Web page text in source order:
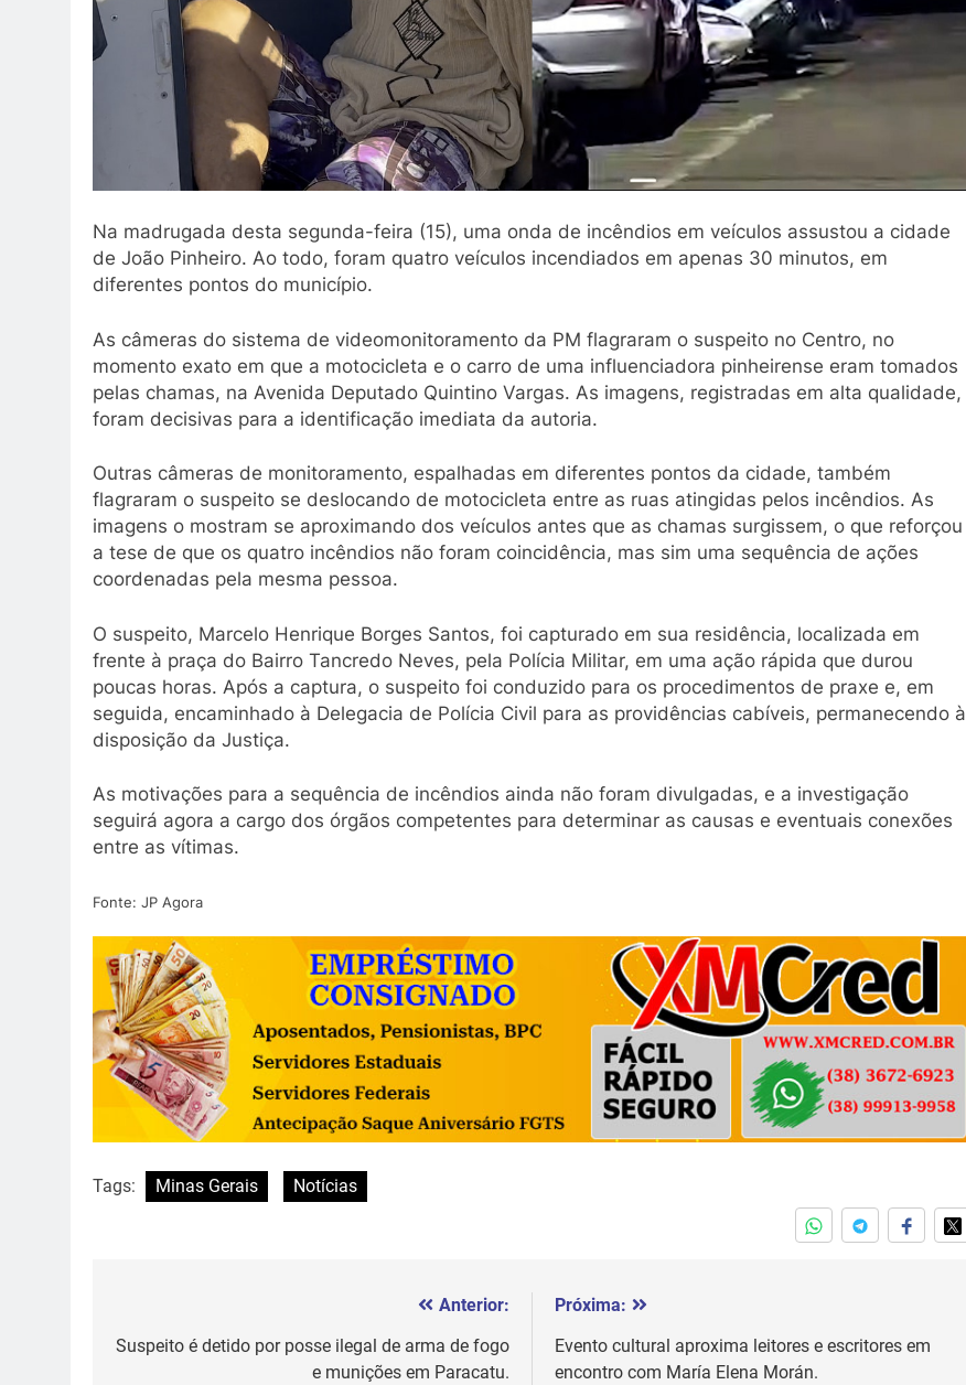
Na madrugada desta segunda-feira (15), uma onda de incêndios em veículos assustou a cidade
de João Pinheiro. Ao todo, foram quatro veículos incendiados em apenas 30 minutos, em
diferentes pontos do município.
As câmeras do sistema de videomonitoramento da PM flagraram o suspeito no Centro, no
momento exato em que a motocicleta e o carro de uma influenciadora pinheirense eram tomados
pelas chamas, na Avenida Deputado Quintino Vargas. As imagens, registradas em alta qualidade,
foram decisivas para a identificação imediata da autoria.
Outras câmeras de monitoramento, espalhadas em diferentes pontos da cidade, também
flagraram o suspeito se deslocando de motocicleta entre as ruas atingidas pelos incêndios. As
imagens o mostram se aproximando dos veículos antes que as chamas surgissem, o que reforçou
a tese de que os quatro incêndios não foram coincidência, mas sim uma sequência de ações
coordenadas pela mesma pessoa.
O suspeito, Marcelo Henrique Borges Santos, foi capturado em sua residência, localizada em
frente à praça do Bairro Tancredo Neves, pela Polícia Militar, em uma ação rápida que durou
poucas horas. Após a captura, o suspeito foi conduzido para os procedimentos de praxe e, em
seguida, encaminhado à Delegacia de Polícia Civil para as providências cabíveis, permanecendo à
disposição da Justiça.
As motivações para a sequência de incêndios ainda não foram divulgadas, e a investigação
seguirá agora a cargo dos órgãos competentes para determinar as causas e eventuais conexões
entre as vítimas.
Fonte: JP Agora
Tags: Minas Gerais Notícias
de
Anterior:
Suspeito é detido por posse ilegal de arma de fogo
e munições em Paracatu.
Próxima:
Evento cultural aproxima leitores e escritores em
encontro com María Elena Morán.